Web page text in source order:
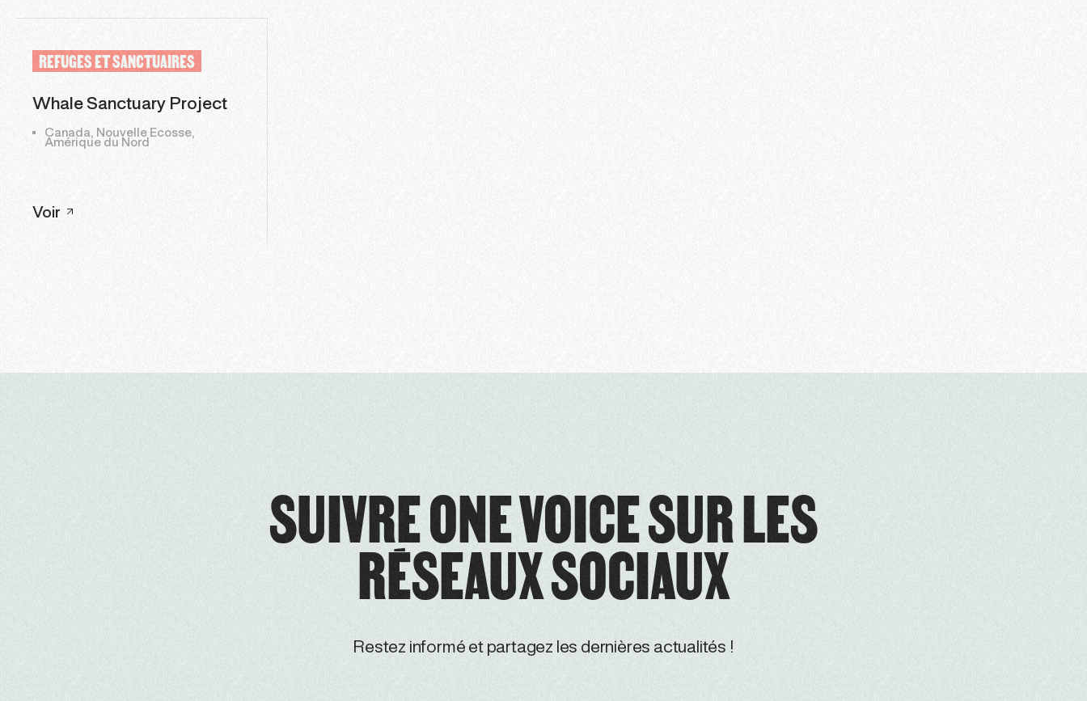
REFUGES ET SANCTUAIRES
Whale Sanctuary Project
Canada, Nouvelle Ecosse,
Amérique du Nord
Voir
SUIVRE ONE VOICE SUR LES
RÉSEAUX SOCIAUX
Restez informé et partagez les dernières actualités !